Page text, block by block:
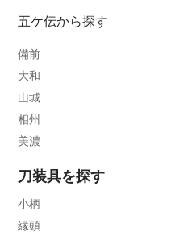
五ケ伝から探す
備前
大和
山城
相州
美濃
刀装具を探す
小柄
縁頭